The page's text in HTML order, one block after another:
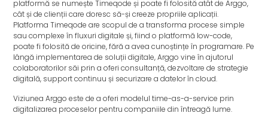
platformă se numește Timeqode și poate fi folosită atât de Arggo,
cât și de clienții care doresc să-și creeze propriile aplicații.
Platforma Timeqode are scopul de a transforma procese simple
sau complexe în fluxuri digitale și, fiind o platformă low-code,
poate fi folosită de oricine, fără a avea cunoștințe în programare. Pe
lângă implementarea de soluții digitale, Arggo vine în ajutorul
colaboratorilor săi prin a oferi consultanță, dezvoltare de strategie
digitală, support continuu și securizare a datelor în cloud.
Viziunea Arggo este de a oferi modelul time-as-a-service prin
digitalizarea proceselor pentru companiile din întreagă lume.